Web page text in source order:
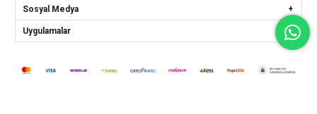
Sosyal Medya
Uygulamalar